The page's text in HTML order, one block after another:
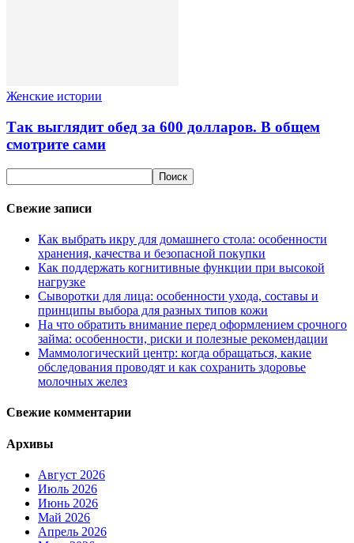
Женские истории
Так выглядит обед за 600 долларов. В общем
смотрите сами
Свежие записи
Как выбрать икру для домашнего стола: особенности
хранения, качества и безопасной покупки
Как поддержать когнитивные функции при высокой
нагрузке
Сыворотки для лица: особенности ухода, составы и
принципы выбора для разных типов кожи
На что обратить внимание перед оформлением срочного
займа: особенности, риски и полезные рекомендации
Маммологический центр: когда обращаться, какие
обследования проводят и как сохранить здоровье
молочных желез
Свежие комментарии
Архивы
Август 2026
Июль 2026
Июнь 2026
Май 2026
Апрель 2026